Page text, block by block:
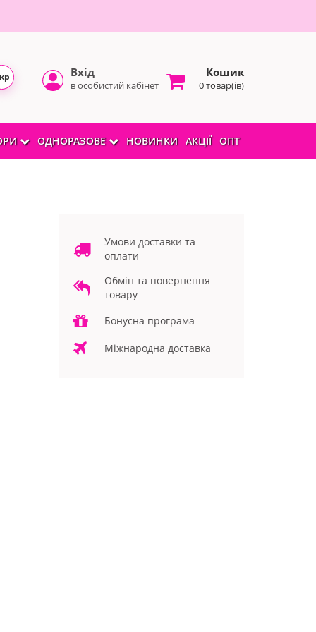
Вхід
в особистий кабінет
Кошик
0 товар(ів)
ОДНОРАЗОВЕ НОВИНКИ АКЦІЇ ОПТ
Умови доставки та
оплати
Обмін та повернення
товару
Бонусна програма
Міжнародна доставка